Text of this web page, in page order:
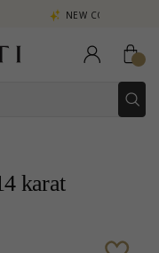
NEW COLLECTION | AURA
karat